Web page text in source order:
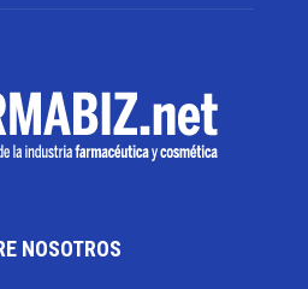
NOSOTROS